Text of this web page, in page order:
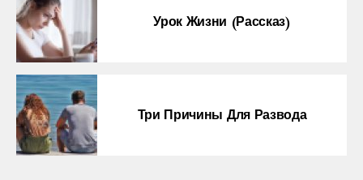
Урок Жизни (рассказ)
Три Причины Для Развода